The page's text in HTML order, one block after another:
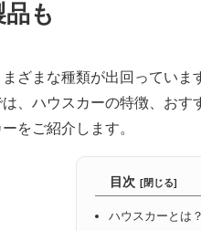
も
ざまな種類が出回っていま
、ハウスカーの特徴、お
をご紹介します。
目次
ハウスカーとは？